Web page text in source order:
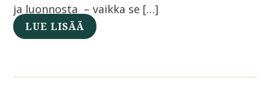
ja luonnosta – vaikka se […]
LUE LISÄÄ